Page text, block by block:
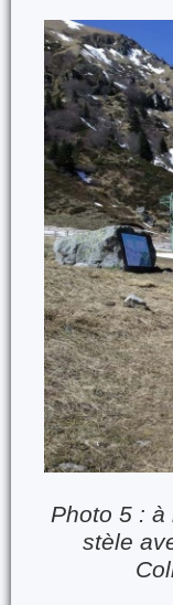
Photo 5 : à
stèle